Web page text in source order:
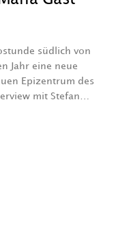
südlich von
Jahr eine neue
Epizentrum des
mit Stefan…